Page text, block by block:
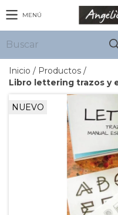
MENÚ
Inicio / Productos /
Libro lettering trazos y
NUEVO